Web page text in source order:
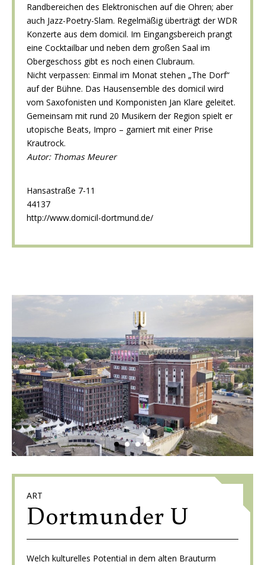
Randbereichen des Elektronischen auf die Ohren; aber
auch Jazz-Poetry-Slam. Regelmäßig überträgt der WDR
Konzerte aus dem domicil. Im Eingangsbereich prangt
eine Cocktailbar und neben dem großen Saal im
Obergeschoss gibt es noch einen Clubraum.
Nicht verpassen: Einmal im Monat stehen „The Dorf“
auf der Bühne. Das Hausensemble des domicil wird
vom Saxofonisten und Komponisten Jan Klare geleitet.
Gemeinsam mit rund 20 Musikern der Region spielt er
utopische Beats, Impro – garniert mit einer Prise
Krautrock.
Autor: Thomas Meurer
Hansastraße 7-11
44137
http://www.domicil-dortmund.de/
ART
Dortmunder U
Welch kulturelles Potential in dem alten Brauturm